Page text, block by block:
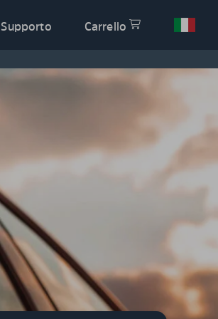
Supporto Carrello